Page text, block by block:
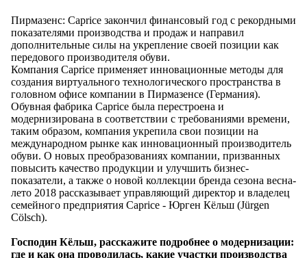
Пирмазенс: Caprice закончил финансовый год с рекордными
показателями производства и продаж и направил
дополнительные силы на укрепление своей позиции как
передового производителя обуви.
Компания Caprice применяет инновационные методы для
создания виртуального технологического пространства в
головном офисе компании в Пирмазенсе (Германия).
Обувная фабрика Caprice была перестроена и
модернизирована в соответствии с требованиями времени,
таким образом, компания укрепила свои позиции на
международном рынке как инновационный производитель
обуви. О новых преобразованиях компании, призванных
повысить качество продукции и улучшить бизнес-
показатели, а также о новой коллекции бренда сезона весна-
лето 2018 рассказывает управляющий директор и владелец
семейного предприятия Caprice - Юрген Кёльш (Jürgen
Cölsch).
Господин Кёльш, расскажите подробнее о модернизации:
где и как она проводилась, какие участки производства